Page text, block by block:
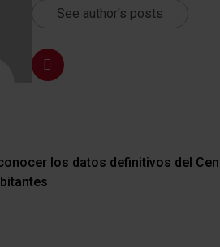
See author's posts
conocer los datos definitivos del